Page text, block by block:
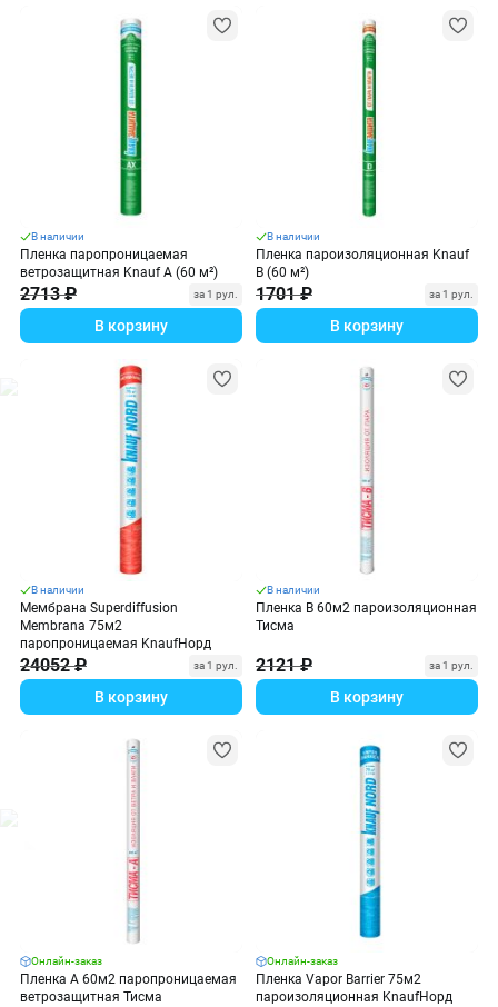
В наличии
Пленка паропроницаемая
ветрозащитная Knauf А (60 м²)
2713 ₽ за 1 рул.
В корзину
В наличии
Пленка пароизоляционная Knauf
В (60 м²)
1701 ₽ за 1 рул.
В корзину
В наличии
Мембрана Superdiffusion
Membrana 75м2
паропроницаемая KnaufНорд
24052 ₽ за 1 рул.
В корзину
В наличии
Пленка В 60м2 пароизоляционная
Тисма
2121 ₽ за 1 рул.
В корзину
Онлайн-заказ
Пленка А 60м2 паропроницаемая
ветрозащитная Тисма
Онлайн-заказ
Пленка Vapor Barrier 75м2
пароизоляционная KnaufНорд